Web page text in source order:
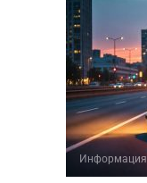
Информация